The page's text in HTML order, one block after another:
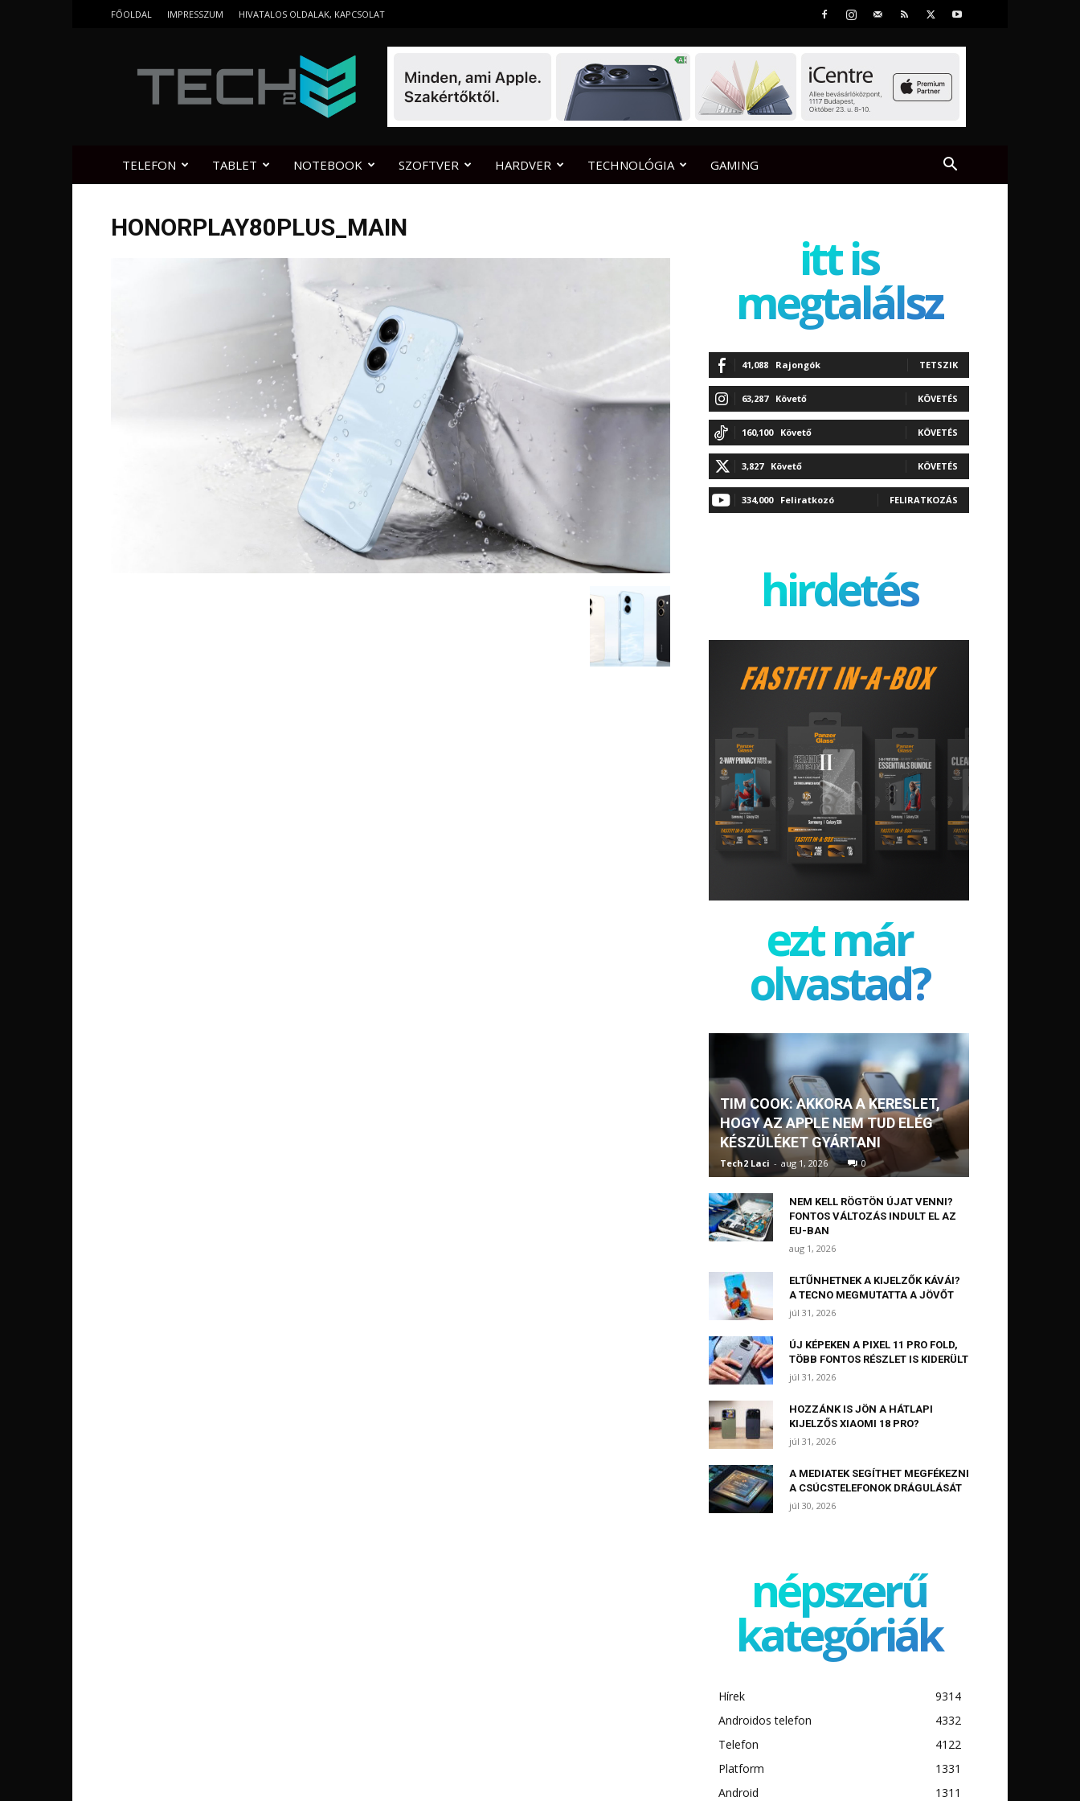
FŐOLDAL IMPRESSZUM HIVATALOS OLDALAK, KAPCSOLAT
TELEFON TABLET NOTEBOOK SZOFTVER HARDVER TECHNOLÓGIA GAMING
HONORPLAY80PLUS_MAIN
itt is
megtalálsz
41,088 Rajongók TETSZIK
63,287 Követő KÖVETÉS
160,100 Követő KÖVETÉS
3,827 Követő KÖVETÉS
334,000 Feliratkozó FELIRATKOZÁS
hirdetés
ezt már
olvastad?
TIM COOK: AKKORA A KERESLET,
HOGY AZ APPLE NEM TUD ELÉG
KÉSZÜLÉKET GYÁRTANI
Tech2 Laci - aug 1, 2026 0
NEM KELL RÖGTÖN ÚJAT VENNI?
FONTOS VÁLTOZÁS INDULT EL AZ
EU-BAN
aug 1, 2026
ELTŰNHETNEK A KIJELZŐK KÁVÁI?
A TECNO MEGMUTATTA A JÖVŐT
júl 31, 2026
ÚJ KÉPEKEN A PIXEL 11 PRO FOLD,
TÖBB FONTOS RÉSZLET IS KIDERÜLT
júl 31, 2026
HOZZÁNK IS JÖN A HÁTLAPI
KIJELZŐS XIAOMI 18 PRO?
júl 31, 2026
A MEDIATEK SEGÍTHET MEGFÉKEZNI
A CSÚCSTELEFONOK DRÁGULÁSÁT
júl 30, 2026
népszerű
kategóriák
Hírek
9314
Androidos telefon
4332
Telefon
4122
Platform
1331
Android
1311